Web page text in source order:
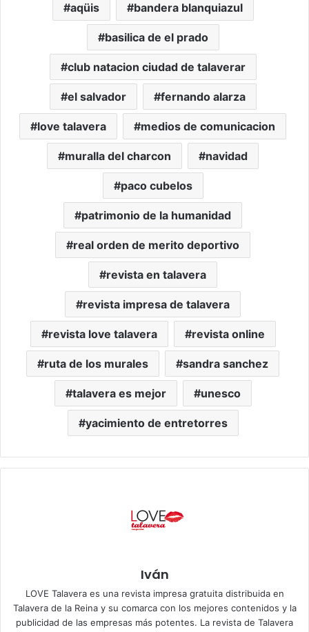
aqüis bandera blanquiazul
basilica de el prado
club natacion ciudad de talaverar
el salvador fernando alarza
love talavera medios de comunicacion
muralla del charcon navidad
paco cubelos
patrimonio de la humanidad
real orden de merito deportivo
revista en talavera
revista impresa de talavera
revista love talavera revista online
ruta de los murales sandra sanchez
talavera es mejor unesco
yacimiento de entretorres
Iván
LOVE Talavera es una revista impresa gratuita distribuida en
Talavera de la Reina y su comarca con los mejores contenidos y la
publicidad de las empresas más potentes. La revista de Talavera